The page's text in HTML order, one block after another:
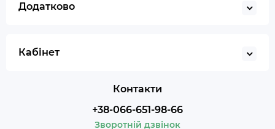
Додатково
Кабінет
Контакти
+38-066-651-98-66
Зворотній дзвінок